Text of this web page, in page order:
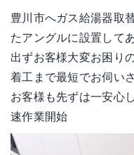
豊川市へガス給湯器取
たアングルに設置して
出ずお客様大変お困り
着工まで最短でお伺い
お客様も先ずは一安心
速作業開始